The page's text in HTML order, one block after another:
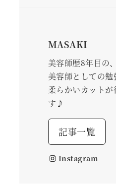
MASAKI
美容師歴8年目の
美容師としての
柔らかいカット
す♪
記事一覧
Instagram